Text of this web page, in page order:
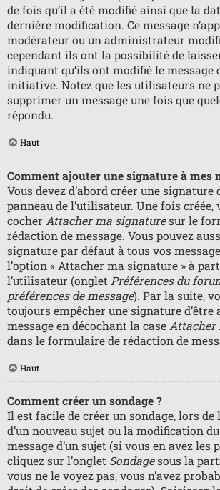
de fois qu’il a été modifié ainsi que la
dernière modification. Ce message
modérateur ou un administrateur
cependant ils ont la possibilité de
indiquant qu’ils ont modifié le message
initiative. Notez que les utilisateurs ne
supprimer un message une fois que
répondu.
Haut
Comment ajouter une signature à mes
Vous devez d’abord créer une signature
panneau de l’utilisateur. Une fois créée,
cocher Attacher ma signaturesur le
rédaction de message. Vous pouvez
signature par défaut à tous vos
l’option « Attacher ma signature » à
l’utilisateur (onglet Préférences du
préférences de message). Par la suite,
toujours empêcher une signature d’être
message en décochant la case Attacher
dans le formulaire de rédaction de
Haut
Comment créer un sondage ?
Il est facile de créer un sondage, lors
d’un nouveau sujet ou la modification
message d’un sujet (si vous en avez les
cliquez sur l’onglet Sondagesous la
vous ne le voyez pas, vous n’avez